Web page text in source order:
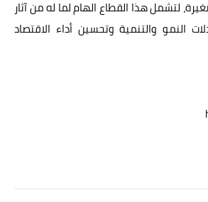
لتشمل هذا القطاع الهام لما له من آثار
النمو والتنمية وتحسين أداء الاقتصاد